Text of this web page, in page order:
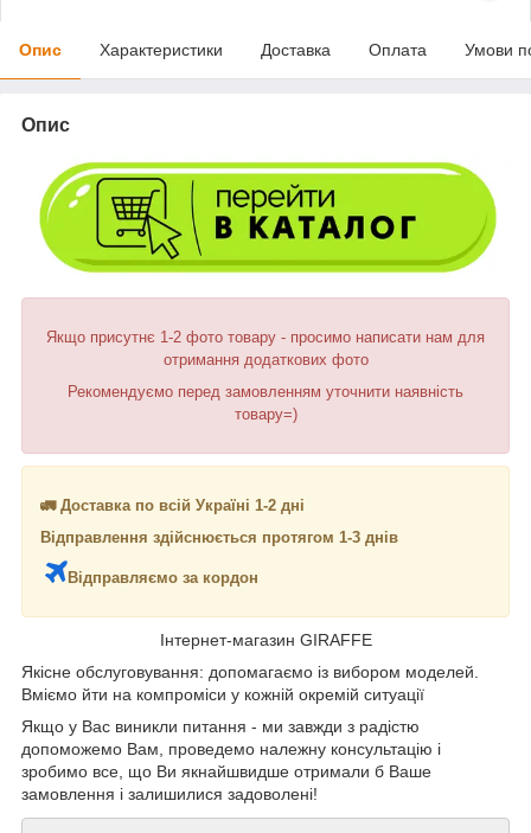
Опис Характеристики Доставка Оплата Умови
Опис
Якщо присутнє 1-2 фото товару - просимо написати нам для
отримання додаткових фото
Рекомендуємо перед замовленням уточнити наявність
товару=)
🚛 Доставка по всій Україні 1-2 дні
Відправлення здійснюється протягом 1-3 днів
Відправляємо за кордон
Інтернет-магазин GIRAFFE
Якісне обслуговування: допомагаємо із вибором моделей.
Вміємо йти на компроміси у кожній окремій ситуації
Якщо у Вас виникли питання - ми завжди з радістю
допоможемо Вам, проведемо належну консультацію і
зробимо все, що Ви якнайшвидше отримали б Ваше
замовлення і залишилися задоволені!